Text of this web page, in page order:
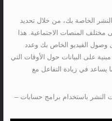
الخاصة بك، من خلال تحديد
مختلف المنصات الاجتماعية. هذا
الفيديو الخاص بك وعدد
على البيانات حول الأوقات التي
يساعد في زيادة التفاعل مع
النشر باستخدام برامج حسابات –